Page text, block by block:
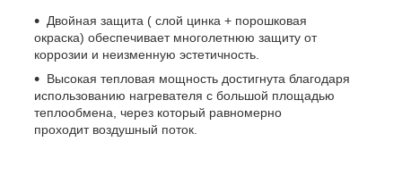
Двойная защита ( слой цинка + порошковая
окраска) обеспечивает многолетнюю защиту от
коррозии и неизменную эстетичность.
Высокая тепловая мощность достигнута благодаря
использованию нагревателя с большой площадью
теплообмена, через который равномерно
проходит воздушный поток.